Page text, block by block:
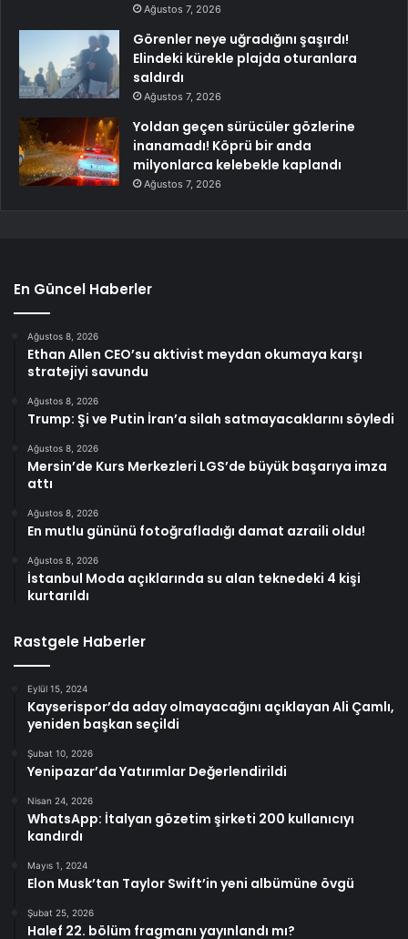
Ağustos 7, 2026
Görenler neye uğradığını şaşırdı!
Elindeki kürekle plajda oturanlara
saldırdı
Ağustos 7, 2026
Yoldan geçen sürücüler gözlerine
inanamadı! Köprü bir anda
milyonlarca kelebekle kaplandı
Ağustos 7, 2026
En Güncel Haberler
Ağustos 8, 2026
Ethan Allen CEO’su aktivist meydan okumaya karşı
stratejiyi savundu
Ağustos 8, 2026
Trump: Şi ve Putin İran’a silah satmayacaklarını söyledi
Ağustos 8, 2026
Mersin’de Kurs Merkezleri LGS’de büyük başarıya imza
attı
Ağustos 8, 2026
En mutlu gününü fotoğrafladığı damat azraili oldu!
Ağustos 8, 2026
İstanbul Moda açıklarında su alan teknedeki 4 kişi
kurtarıldı
Rastgele Haberler
Eylül 15, 2024
Kayserispor’da aday olmayacağını açıklayan Ali Çamlı,
yeniden başkan seçildi
Şubat 10, 2026
Yenipazar’da Yatırımlar Değerlendirildi
Nisan 24, 2026
WhatsApp: İtalyan gözetim şirketi 200 kullanıcıyı
kandırdı
Mayıs 1, 2024
Elon Musk’tan Taylor Swift’in yeni albümüne övgü
Şubat 25, 2026
Halef 22. bölüm fragmanı yayınlandı mı?